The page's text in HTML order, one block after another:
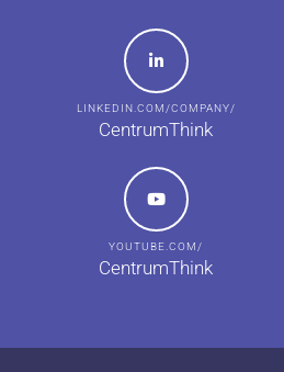
LINKEDIN.COM/COMPANY/
CentrumThink
YOUTUBE.COM/
CentrumThink